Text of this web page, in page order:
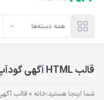
همه دسته‌ها
قالب HTML آگهی گودآپ، GOODUP
شما اینجا هستید:خانه »قالب